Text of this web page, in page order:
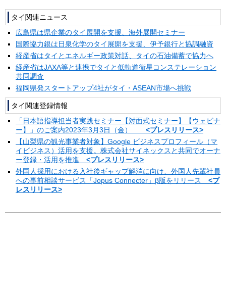
タイ関連ニュース
広島県は県企業のタイ展開を支援、海外展開セミナー
国際協力銀は日泉化学のタイ展開を支援、伊予銀行と協調融資
経産省はタイとエネルギー政策対話、タイの石油備蓄で協力へ
経産省はJAXA等と連携でタイと低軌道衛星コンステレーション
共同調査
福岡県発スタートアップ4社がタイ・ASEAN市場へ挑戦
タイ関連登録情報
「日本語指導担当者実践セミナー【対面式セミナー】【ウェビナ
ー】」のご案内2023年3月3日（金） <プレスリリース>
【山梨県の観光事業者対象】Google ビジネスプロフィール（マ
イビジネス）活用を支援。株式会社サイネックスと共同でオーナ
ー登録・活用を推進 <プレスリリース>
外国人採用における入社後ギャップ解消に向け、外国人先輩社員
への事前相談サービス「Jopus Connecter」β版をリリース <プ
レスリリース>